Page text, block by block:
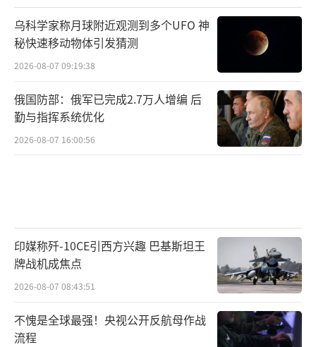
乌科学家称月球附近观测到多个UFO 神
秘快速移动物体引发猜测
2026-08-07 09:19:38
俄国防部：俄军已完成2.7万人增编 后
勤与指挥系统优化
2026-08-07 16:00:56
印媒称歼-10CE引西方兴趣 巴基斯坦王
牌战机成焦点
2026-08-07 08:43:51
不愧是全球最强！央视公开反航母作战
流程